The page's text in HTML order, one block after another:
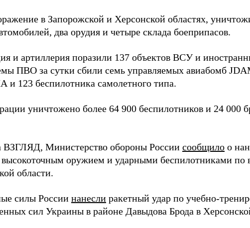
в Запорожской и Херсонской областях,
два орудия и четыре склада боеприпасов.
и артиллерия поразили 137 объектов ВСУ и
ПВО за сутки сбили семь управляемых авиабомб
и 123 беспилотника самолетного типа.
уничтожено более 64 900 беспилотников и 24 000
ВЗГЛЯД, Министерство обороны России сообщило о
высокоточным оружием и ударными беспилотниками по
области.
силы России нанесли ракетный удар по учебно-
сил Украины в районе Давыдова Брода в